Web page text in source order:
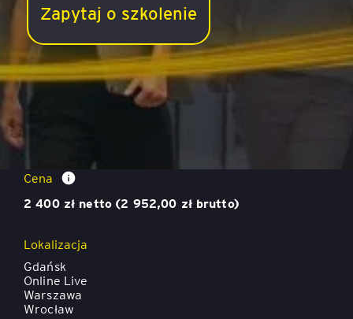
Zapytaj o szkolenie
Cena
2 400 zł netto (2 952,00 zł brutto)
Lokalizacja
Gdańsk
Online Live
Warszawa
Wrocław